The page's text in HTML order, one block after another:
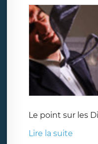
Le point sur les
Lire la suite